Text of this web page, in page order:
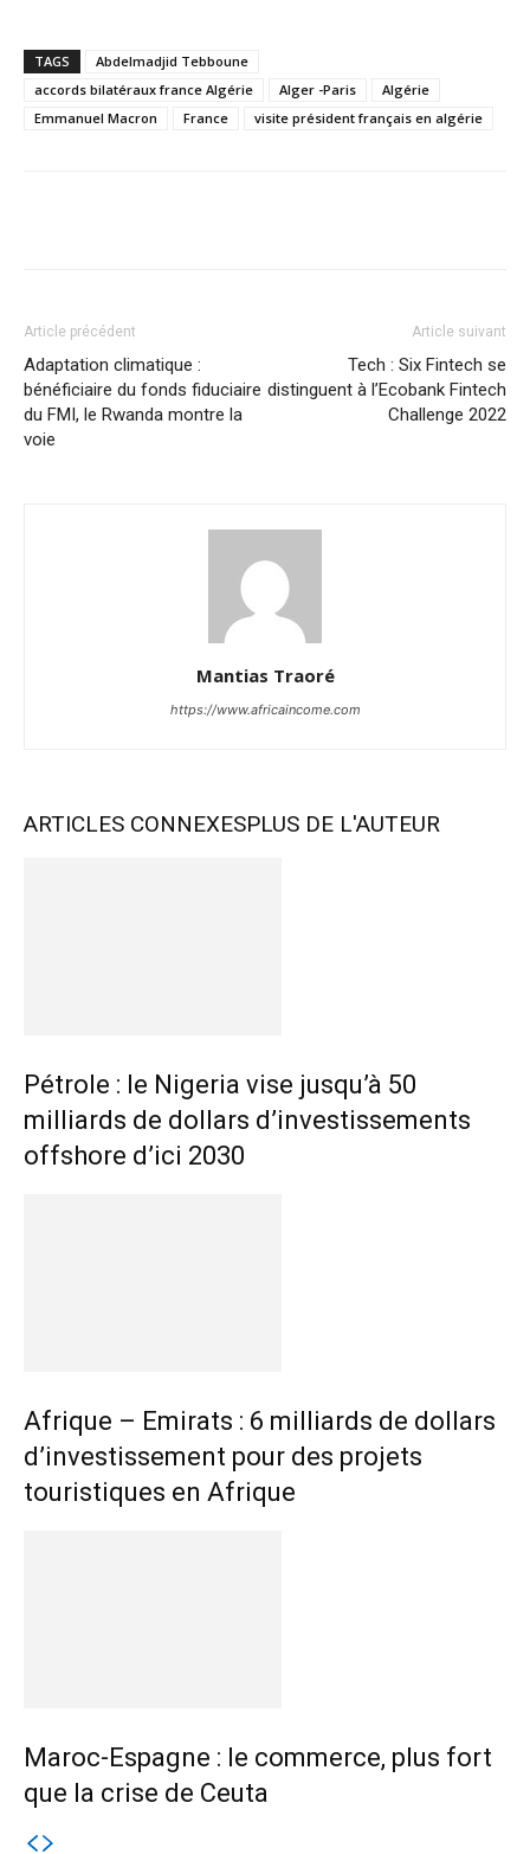
TAGS
Abdelmadjid Tebboune
accords bilatéraux france Algérie
Alger -Paris
Algérie
Emmanuel Macron
France visite président français en algérie
Article précédent
Adaptation climatique :
bénéficiaire du fonds fiduciaire
du FMI, le Rwanda montre la
voie
Article suivant
Tech : Six Fintech se
distinguent à l’Ecobank Fintech
Challenge 2022
Mantias Traoré
https://www.africaincome.com
ARTICLES CONNEXESPLUS DE L'AUTEUR
Pétrole : le Nigeria vise jusqu’à 50
milliards de dollars d’investissements
offshore d’ici 2030
Afrique – Emirats : 6 milliards de dollars
d’investissement pour des projets
touristiques en Afrique
Maroc-Espagne : le commerce, plus fort
que la crise de Ceuta